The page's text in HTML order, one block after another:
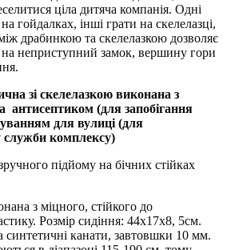
ціла дитяча компанія. Одні
гойдалках, інші грати на скелелазці,
драбинкою та скелелазкою дозволяє
неприступний замок, вершину гори
зі скелелазкою виконана з
антисептиком (для запобігання
для вулиці (для
служби комплексу)
підйому на бічних стійках
з міцного, стійкого до
Розмір сидіння: 44х17х8, 5см.
синтетичні канати, завтовшки 10 мм.